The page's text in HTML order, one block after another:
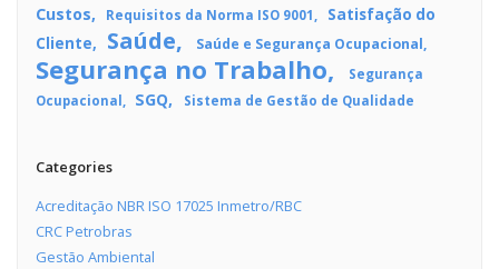
Custos
Requisitos da Norma ISO 9001
Satisfação do
Cliente
Saúde Saúde e Segurança Ocupacional
Segurança no Trabalho
Segurança
Ocupacional
SGQ Sistema de Gestão de Qualidade
Categories
Acreditação NBR ISO 17025 Inmetro/RBC
CRC Petrobras
Gestão Ambiental